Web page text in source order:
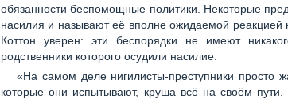
обязанности беспомощные политики. Некоторые
насилия и называют её вполне ожидаемой
Коттон уверен: эти беспорядки не имеют
родственники которого осудили насилие.
«На самом деле нигилисты-преступники просто
которые они испытывают, круша всё на своём пути.